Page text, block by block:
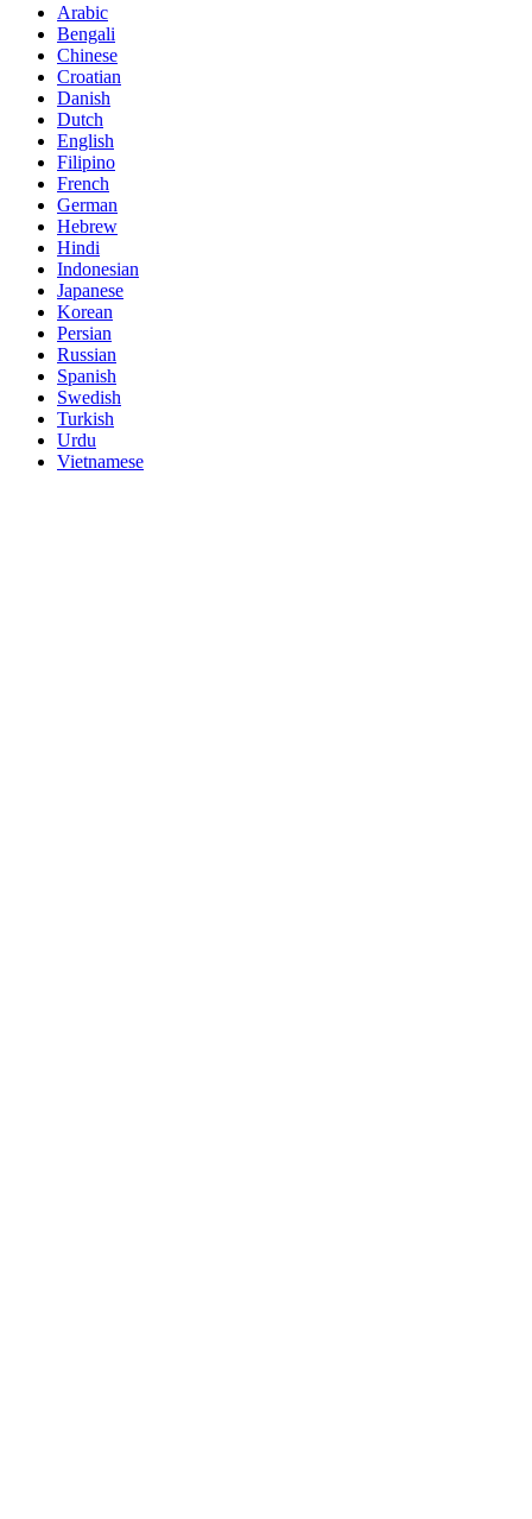
Arabic
Bengali
Chinese
Croatian
Danish
Dutch
English
Filipino
French
German
Hebrew
Hindi
Indonesian
Japanese
Korean
Persian
Russian
Spanish
Swedish
Turkish
Urdu
Vietnamese